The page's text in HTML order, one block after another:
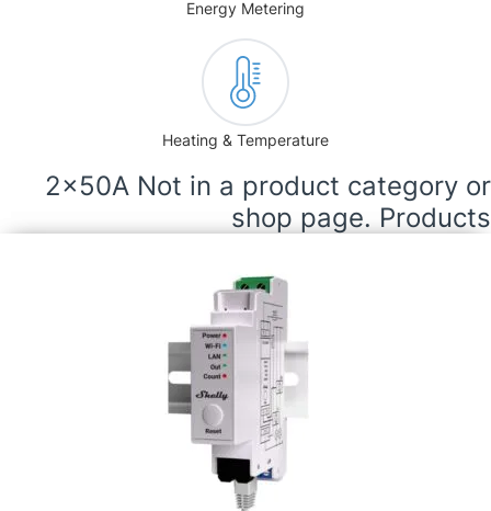
Energy Metering
Heating & Temperature
2x50A Not in a product category or
shop page. Products